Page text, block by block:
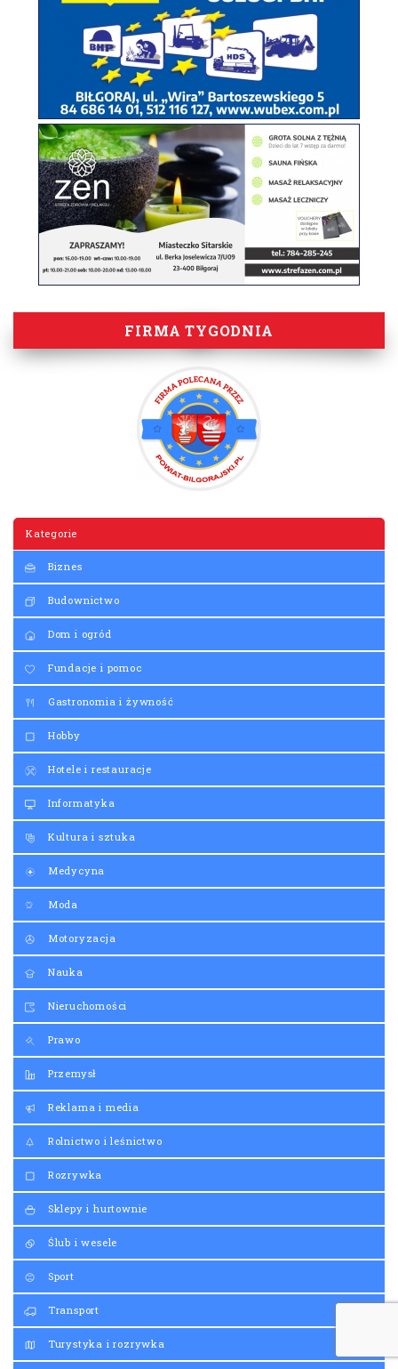
FIRMA TYGODNIA
Kategorie
Biznes
Budownictwo
Dom i ogród
Fundacje i pomoc
Gastronomia i żywność
Hobby
Hotele i restauracje
Informatyka
Kultura i sztuka
Medycyna
Moda
Motoryzacja
Nauka
Nieruchomości
Prawo
Przemysł
Reklama i media
Rolnictwo i leśnictwo
Rozrywka
Sklepy i hurtownie
Ślub i wesele
Sport
Transport
Turystyka i rozrywka